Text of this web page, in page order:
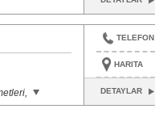
TELEFON
HARITA
DETAYLAR